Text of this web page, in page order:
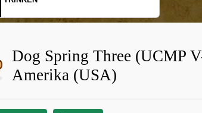
Dog Spring Three (UCMP
Amerika (USA)